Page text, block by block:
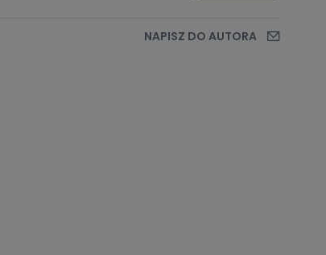
NAPISZ DO AUTORA